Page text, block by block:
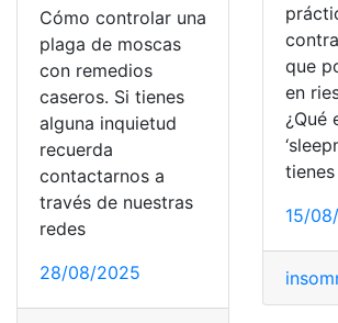
Cómo controlar una
plaga de moscas
con remedios
caseros. Si tienes
alguna inquietud
recuerda
contactarnos a
través de nuestras
redes
28/08/2025
que
en
¿Qué
tienes
15/